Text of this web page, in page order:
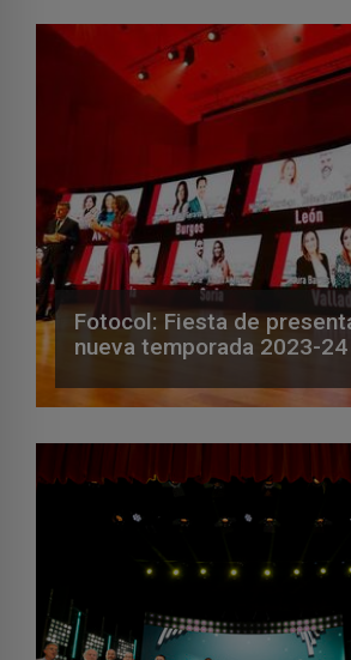
Fotocol: Fiesta de
nueva temporada 2023-24